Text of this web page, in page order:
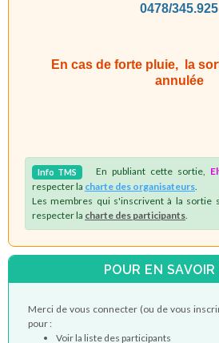
0478/345.925
En cas de forte pluie, la
annulée
Info TMS En publiant cette sortie,
respecter la charte des organisateurs
Les membres qui s'inscrivent à la sortie
respecter la charte des participants
POUR EN
Merci de vous connecter (ou de vous
pour :
Voir la liste des participants